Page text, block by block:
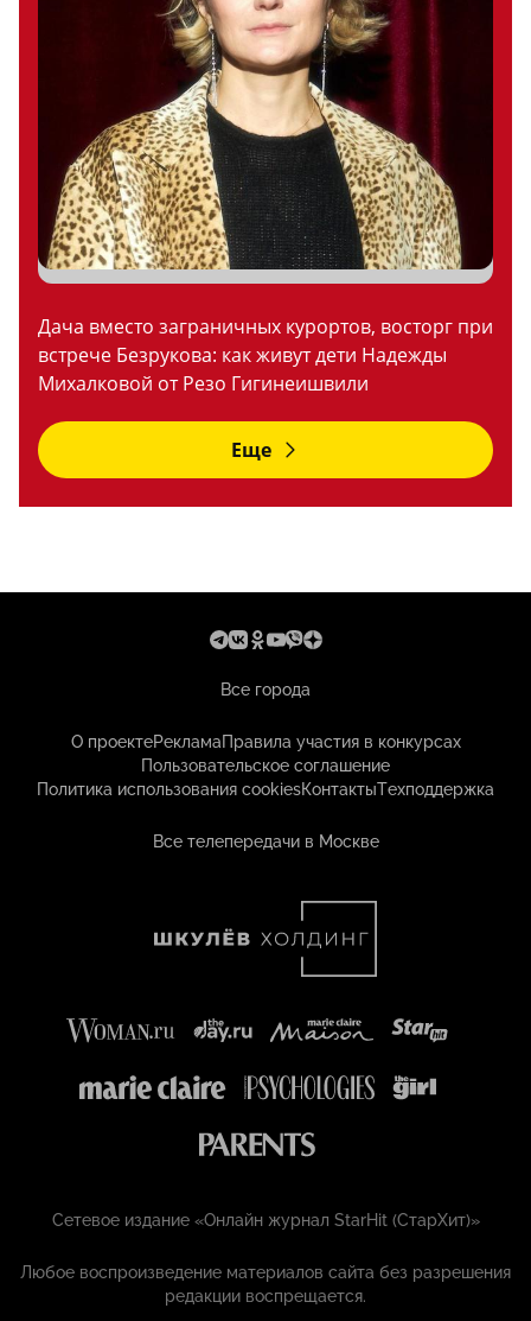
Дача вместо заграничных курортов, восторг при
встрече Безрукова: как живут дети Надежды
Михалковой от Резо Гигинеишвили
Еще
Все города
О проектеРекламаПравила участия в конкурсах
Пользовательское соглашение
Политика использования cookiesКонтактыТехподдержка
Все телепередачи в Москве
Сетевое издание «Онлайн журнал StarHit (СтарХит)»
Любое воспроизведение материалов сайта без разрешения
редакции воспрещается.